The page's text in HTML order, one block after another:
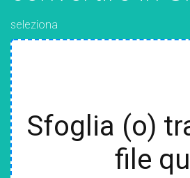
seleziona
Sfoglia (o)
file